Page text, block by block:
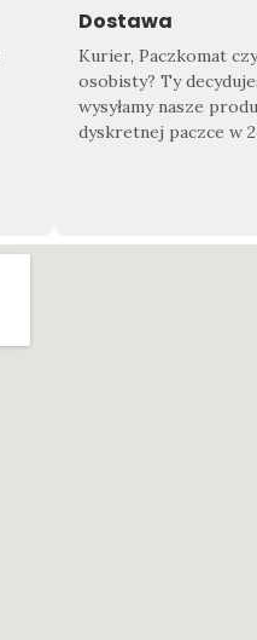
Dostawa
Kurier, Paczkomat
osobisty? Ty
wysyłamy nasze
dyskretnej paczce w